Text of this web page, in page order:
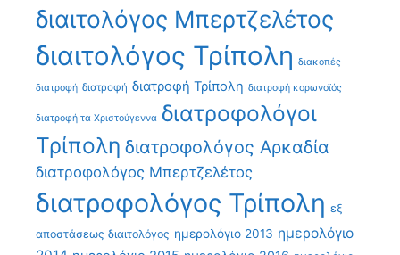
διαιτολόγος Μπερτζελέτος
διαιτολόγος Τρίπολη διακοπές
διατροφή διατροφή διατροφή Τρίπολη διατροφή κορωνοϊός
διατροφή τα Χριστούγεννα διατροφολόγοι
Τρίπολη διατροφολόγος Αρκαδία
διατροφολόγος Μπερτζελέτος
διατροφολόγος Τρίπολη εξ
αποστάσεως διαιτολόγος ημερολόγιο 2013 ημερολόγιο